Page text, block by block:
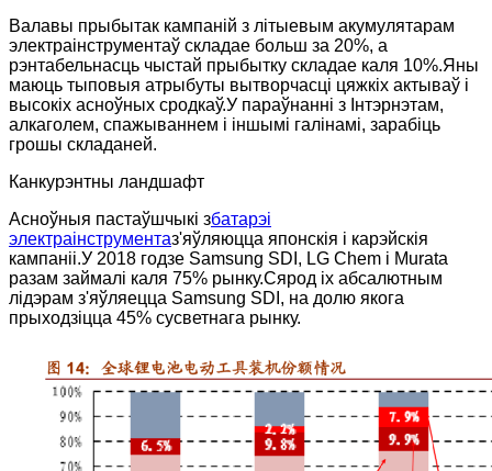
Валавы прыбытак кампаній з літыевым акумулятарам
электраінструментаў складае больш за 20%, а
рэнтабельнасць чыстай прыбытку складае каля 10%.Яны
маюць тыповыя атрыбуты вытворчасці цяжкіх актываў і
высокіх асноўных сродкаў.У параўнанні з Інтэрнэтам,
алкаголем, спажываннем і іншымі галінамі, зарабіць
грошы складаней.
Канкурэнтны ландшафт
Асноўныя пастаўшчыкі збатарэі
электраінструментаз'яўляюцца японскія і карэйскія
кампаніі.У 2018 годзе Samsung SDI, LG Chem і Murata
разам займалі каля 75% рынку.Сярод іх абсалютным
лідэрам з'яўляецца Samsung SDI, на долю якога
прыходзіцца 45% сусветнага рынку.